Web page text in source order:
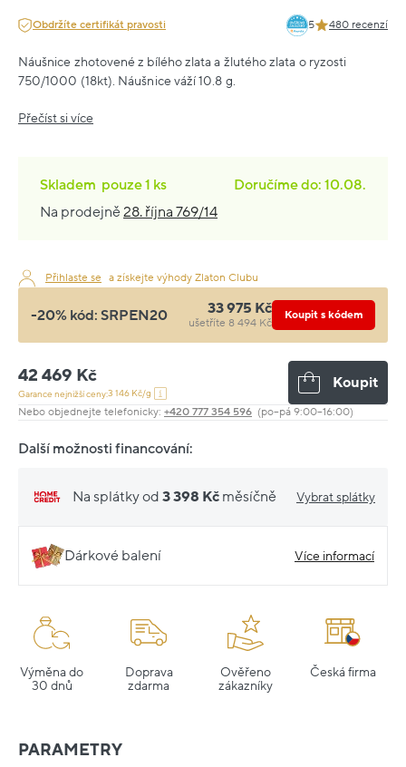
Obdržíte certifikát pravosti 5 480 recenzí
Náušnice zhotovené z bílého zlata a žlutého zlata o ryzosti
750/1000 (18kt). Náušnice váží 10.8 g.
Přečíst si více
Skladem pouze1 ks
Doručíme do: 10.08.
Na prodejně28. října 769/14
Přihlaste se a získejte výhody Zlaton Clubu
-20% kód: SRPEN20 33 975 Kč
ušetříte 8 494 Kč
Koupit s kódem
42 469 Kč
Garance nejnižší ceny:3 146 Kč/g
Koupit
Nebo objednejte telefonicky: +420 777 354 596 (po–pá 9:00–16:00)
Další možnosti financování:
Na splátky od 3 398 Kč měsíčně Vybrat splátky
Dárkové balení Více informací
Výměna do
30 dnů
Doprava
zdarma
Ověřeno
zákazníky
Česká firma
PARAMETRY